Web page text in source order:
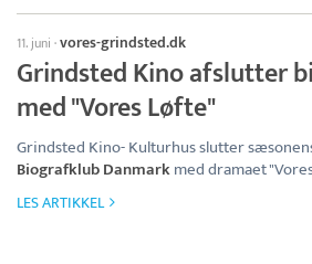
11. juni ·vores-grindsted.dk
Grindsted Kino afslutter
med "Vores Løfte"
Grindsted Kino- Kulturhus slutter
Biografklub Danmarkmed dramaet
LES ARTIKKEL